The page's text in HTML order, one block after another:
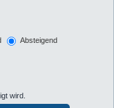
Absteigend
wird.